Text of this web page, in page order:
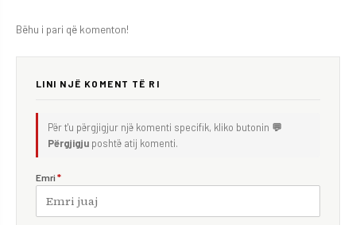
Bëhu i pari që komenton!
LINI NJË KOMENT TË RI
Për t'u përgjigjur një komenti specifik, kliko butonin 💬
Përgjigju poshtë atij komenti.
Emri *